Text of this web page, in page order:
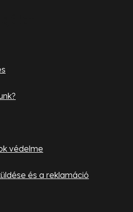
védelme
és a reklamáció